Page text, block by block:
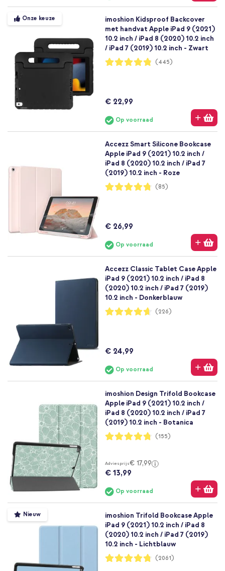
Onze keuze
imoshion Kidsproof Backcover
met handvat Apple iPad 9 (2021)
10.2 inch / iPad 8 (2020) 10.2 inch
/ iPad 7 (2019) 10.2 inch - Zwart
Waardering:
96%
(445)
€ 22,99
Op voorraad
Accezz Smart Silicone Bookcase
Apple iPad 9 (2021) 10.2 inch /
iPad 8 (2020) 10.2 inch / iPad 7
(2019) 10.2 inch - Roze
Waardering:
95%
(85)
€ 26,99
Op voorraad
Accezz Classic Tablet Case Apple
iPad 9 (2021) 10.2 inch / iPad 8
(2020) 10.2 inch / iPad 7 (2019)
10.2 inch - Donkerblauw
Waardering:
93%
(226)
€ 24,99
Op voorraad
imoshion Design Trifold Bookcase
Apple iPad 9 (2021) 10.2 inch /
iPad 8 (2020) 10.2 inch / iPad 7
(2019) 10.2 inch - Botanica
Waardering:
95%
(155)
Adviesprijs€ 17,99
€ 13,99
Op voorraad
Nieuw
imoshion Trifold Bookcase Apple
iPad 9 (2021) 10.2 inch / iPad 8
(2020) 10.2 inch / iPad 7 (2019)
10.2 inch - Lichtblauw
Waardering:
95%
(2061)